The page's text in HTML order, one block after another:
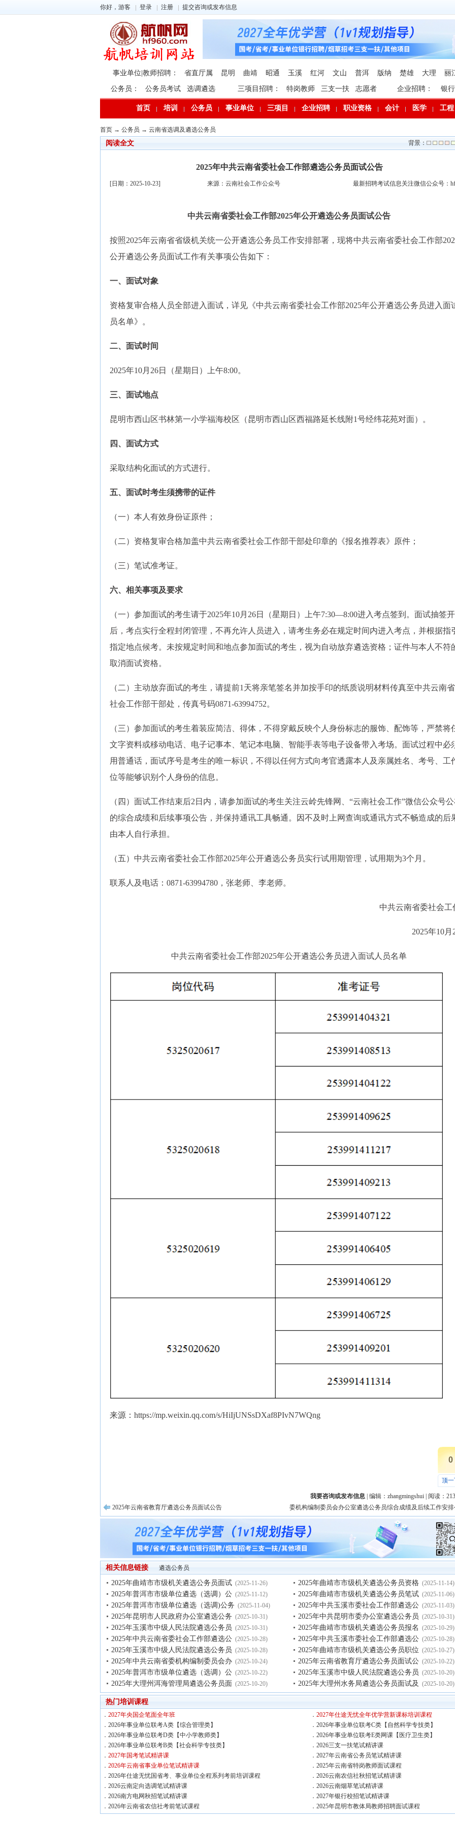
你好，游客 登录 注册 提交咨询或发布信息
事业单位|教师招聘： 省直厅属 昆明 曲靖 昭通 玉溪 红河 文山 普洱 版纳 楚雄 大理 丽
公务员： 公务员考试 选调遴选 三项目招聘： 特岗教师 三支一扶 志愿者 企业招聘： 银行
首页 培训 公务员 事业单位 三项目 企业招聘 职业资格 会计 医学 工程
首页 → 公务员 → 云南省选调及遴选公务员
背景：
阅读全文
2025年中共云南省委社会工作部遴选公务员面试公告
[日期：2025-10-23] 来源：云南社会工作公众号 最新招聘考试信息关注微信公众号：
中共云南省委社会工作部2025年公开遴选公务员面试公告
按照2025年云南省省级机关统一公开遴选公务员工作安排部署，现将中共云南省委社会工作部
公开遴选公务员面试工作有关事项公告如下：
一、面试对象
资格复审合格人员全部进入面试，详见《中共云南省委社会工作部2025年公开遴选公务员进入面
员名单》。
二、面试时间
2025年10月26日（星期日）上午8:00。
三、面试地点
昆明市西山区书林第一小学福海校区（昆明市西山区西福路延长线附1号经纬花苑对面）。
四、面试方式
采取结构化面试的方式进行。
五、面试时考生须携带的证件
（一）本人有效身份证原件；
（二）资格复审合格加盖中共云南省委社会工作部干部处印章的《报名推荐表》原件；
（三）笔试准考证。
六、相关事项及要求
（一）参加面试的考生请于2025年10月26日（星期日）上午7:30—8:00进入考点签到。面试抽签
后，考点实行全程封闭管理，不再允许人员进入，请考生务必在规定时间内进入考点，并根据指
指定地点候考。未按规定时间和地点参加面试的考生，视为自动放弃遴选资格；证件与本人不符
取消面试资格。
（二）主动放弃面试的考生，请提前1天将亲笔签名并加按手印的纸质说明材料传真至中共云南
社会工作部干部处，传真号码0871-63994752。
（三）参加面试的考生着装应简洁、得体，不得穿戴反映个人身份标志的服饰、配饰等，严禁将
文字资料或移动电话、电子记事本、笔记本电脑、智能手表等电子设备带入考场。面试过程中必
用普通话，面试序号是考生的唯一标识，不得以任何方式向考官透露本人及亲属姓名、考号、工
位等能够识别个人身份的信息。
（四）面试工作结束后2日内，请参加面试的考生关注云岭先锋网、“云南社会工作”微信公众号
的综合成绩和后续事项公告，并保持通讯工具畅通。因不及时上网查询或通讯方式不畅造成的后
由本人自行承担。
（五）中共云南省委社会工作部2025年公开遴选公务员实行试用期管理，试用期为3个月。
联系人及电话：0871-63994780，张老师、李老师。
中共云南省委社会工
2025年10月
中共云南省委社会工作部2025年公开遴选公务员进入面试人员名单
来源：https://mp.weixin.qq.com/s/HiIjUNSsDXaf8PIvN7WQng
0
顶一
我要咨询或发布信息 | 编辑： zhangmingshui | 阅读：
2025年云南省教育厅遴选公务员面试公告
2025年中共云南省委机构编制委员会办公室遴选公务员综合成绩及后续工作安
相关信息链接 遴选公务员
2025年曲靖市市级机关遴选公务员面试 (2025-11-26)
2025年普洱市市级单位遴选（选调）公 (2025-11-12)
2025年普洱市市级单位遴选（选调)公务 (2025-11-04)
2025年昆明市人民政府办公室遴选公务 (2025-10-31)
2025年玉溪市中级人民法院遴选公务员 (2025-10-31)
2025年中共云南省委社会工作部遴选公 (2025-10-28)
2025年玉溪市中级人民法院遴选公务员 (2025-10-28)
2025年中共云南省委机构编制委员会办 (2025-10-24)
2025年普洱市市级单位遴选（选调）公 (2025-10-22)
2025年大理州洱海管理局遴选公务员面 (2025-10-20)
2025年曲靖市市级机关遴选公务员资格 (2025-11-14)
2025年曲靖市市级机关遴选公务员笔试 (2025-11-06)
2025年中共玉溪市委社会工作部遴选公 (2025-11-03)
2025年中共昆明市委办公室遴选公务员 (2025-10-31)
2025年曲靖市市级机关遴选公务员报名 (2025-10-29)
2025年中共玉溪市委社会工作部遴选公 (2025-10-28)
2025年曲靖市市级机关遴选公务员职位 (2025-10-27)
2025年云南省教育厅遴选公务员面试公 (2025-10-22)
2025年玉溪市中级人民法院遴选公务员 (2025-10-20)
2025年大理州水务局遴选公务员面试及 (2025-10-20)
热门培训课程
． 2027年央国企笔面全年班 ． 2027年仕途无忧全年优学营新课标培训课程
． 2026年事业单位联考A类【综合管理类】 ． 2026年事业单位联考C类【自然科学专技类】
． 2026年事业单位联考D类【中小学教师类】 ． 2026年事业单位联考E类网课【医疗卫生类】
． 2026年事业单位联考B类【社会科学专技类】 ． 2026三支一扶笔试精讲课
． 2027年国考笔试精讲课 ． 2027年云南省公务员笔试精讲课
． 2026年云南省事业单位笔试精讲课 ． 2025年云南省特岗教师面试课程
． 2026年仕途无忧国省考、事业单位全程系列考前培训课程 ． 2026云南农信社秋招笔试精讲课
． 2026云南定向选调笔试精讲课 ． 2026云南烟草笔试精讲课
． 2026南方电网秋招笔试精讲课 ． 2027年银行校招笔试精讲课
． 2026年云南省农信社考前笔试课程 ． 2025年昆明市教体局教师招聘面试课程